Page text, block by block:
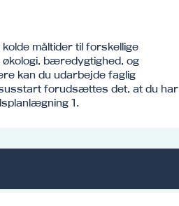
måltider til forskellige
bæredygtighed, og
kan du udarbejde faglig
forudsættes det, at du har
1.